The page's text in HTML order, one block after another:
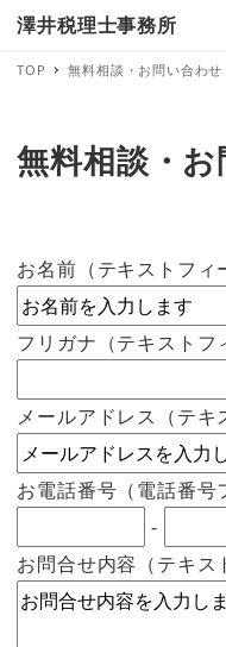
澤井税理士事務所
TOP 無料相談・お問い合わせ
無料相談・
お名前（テキストフィ
フリガナ（テキストフ
メールアドレス（テキ
お電話番号（電話番号
-
お問合せ内容（テキス